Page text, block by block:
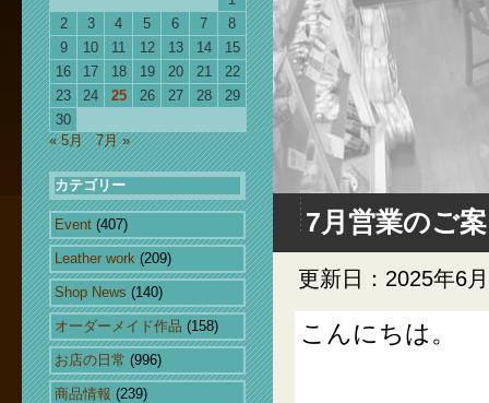
2
3 4 5 6 7
8
9
10 11 12 13 14
15
16
17 18 19 20 21
22
23
24 25 26 27 28
29
30
« 5月
7月 »
カテゴリー
Event (407)
Leather work (209)
Shop News (140)
オーダーメイド作品 (158)
お店の日常 (996)
商品情報 (239)
7月営業のご
更新日：2025年6
こんにちは。